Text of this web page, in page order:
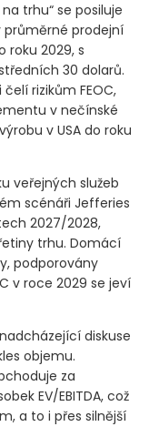
trhu“ se posiluje
průměrné prodejní
roku 2029, s
30 dolarů.
rizikům FEOC,
v nečínské
v USA do roku
veřejných služeb
scénáři Jefferies
2027/2028,
trhu. Domácí
podporovány
v roce 2029 se jeví
diskuse
objemu.
za
EV/EBITDA, což
a to i přes silnější